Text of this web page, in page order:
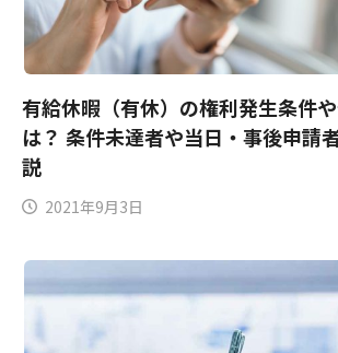
有給休暇（有休）の権利発生条件
は？ 条件未達者や当日・事後申請
説
2021年9月3日